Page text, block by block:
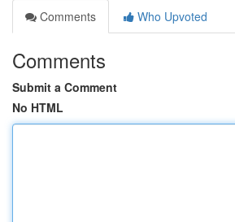
Comments
Who Upvoted
Comments
Submit a Comment
No HTML